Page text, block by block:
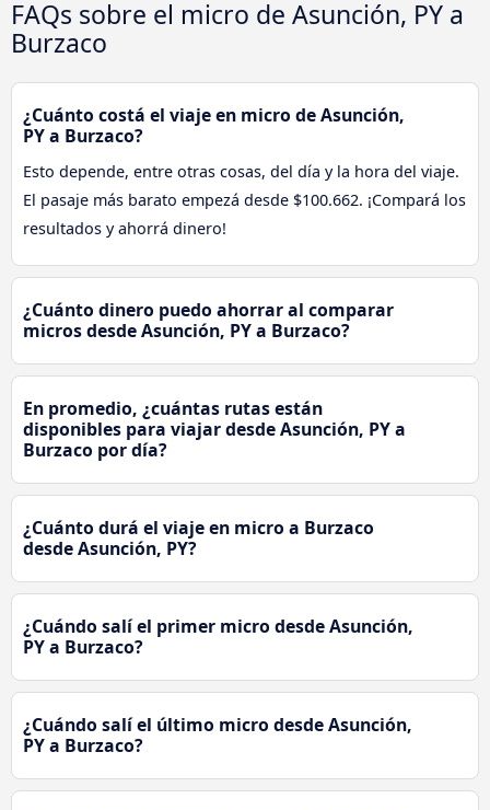
FAQs sobre el micro de Asunción, PY a
Burzaco
¿Cuánto costá el viaje en micro de Asunción,
PY a Burzaco?
Esto depende, entre otras cosas, del día y la hora del viaje.
El pasaje más barato empezá desde $100.662. ¡Compará los
resultados y ahorrá dinero!
¿Cuánto dinero puedo ahorrar al comparar
micros desde Asunción, PY a Burzaco?
En promedio, ¿cuántas rutas están
disponibles para viajar desde Asunción, PY a
Burzaco por día?
¿Cuánto durá el viaje en micro a Burzaco
desde Asunción, PY?
¿Cuándo salí el primer micro desde Asunción,
PY a Burzaco?
¿Cuándo salí el último micro desde Asunción,
PY a Burzaco?